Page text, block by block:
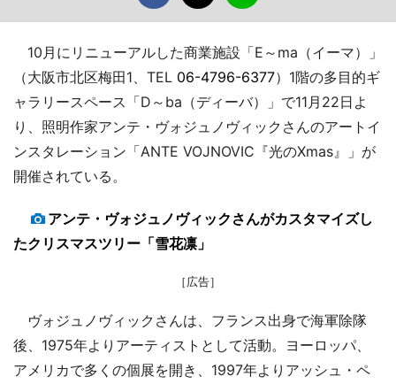
10月にリニューアルした商業施設「E～ma（イーマ）」
（大阪市北区梅田1、TEL 06-4796-6377）1階の多目的ギ
ャラリースペース「D～ba（ディーバ）」で11月22日よ
り、照明作家アンテ・ヴォジュノヴィックさんのアートイ
ンスタレーション「ANTE VOJNOVIC『光のXmas』」が
開催されている。
アンテ・ヴォジュノヴィックさんがカスタマイズし
たクリスマスツリー「雪花凛」
［広告］
ヴォジュノヴィックさんは、フランス出身で海軍除隊
後、1975年よりアーティストとして活動。ヨーロッパ、
アメリカで多くの個展を開き、1997年よりアッシュ・ペ